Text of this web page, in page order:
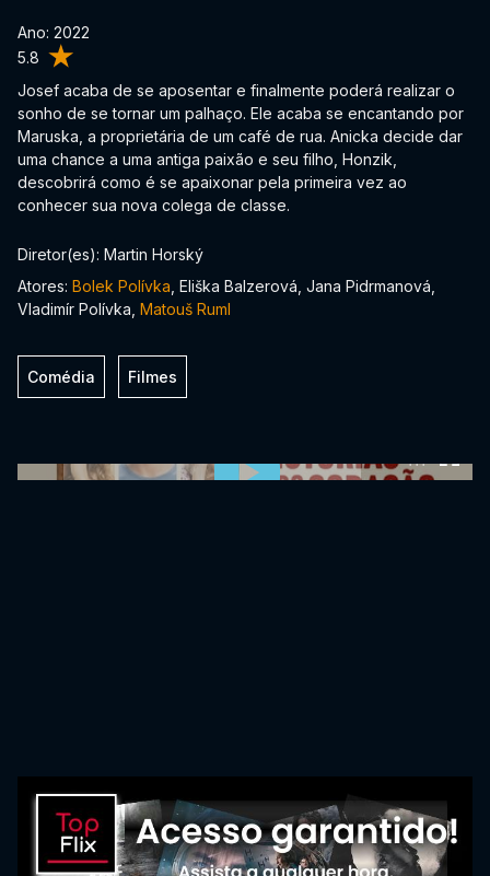
5.8
Ano: 2022
Josef acaba de se aposentar e finalmente poderá realizar o
sonho de se tornar um palhaço. Ele acaba se encantando por
Maruska, a proprietária de um café de rua. Anicka decide dar
uma chance a uma antiga paixão e seu filho, Honzik,
descobrirá como é se apaixonar pela primeira vez ao
conhecer sua nova colega de classe.
Diretor(es): Martin Horský
Atores: Bolek Polívka , Eliška Balzerová, Jana Pidrmanová,
Vladimír Polívka, Matouš Ruml
Comédia Filmes